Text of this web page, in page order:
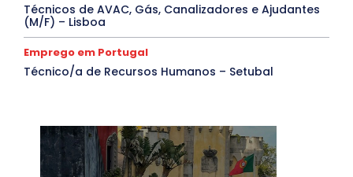
Técnicos de AVAC, Gás, Canalizadores e Ajudantes
(M/F) – Lisboa
Emprego em Portugal
Técnico/a de Recursos Humanos – Setubal